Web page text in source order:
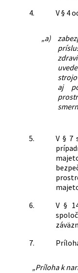
4.
V § 4
„a)
aj
5.
V § 7
6.
V §
7.
„Príloha k